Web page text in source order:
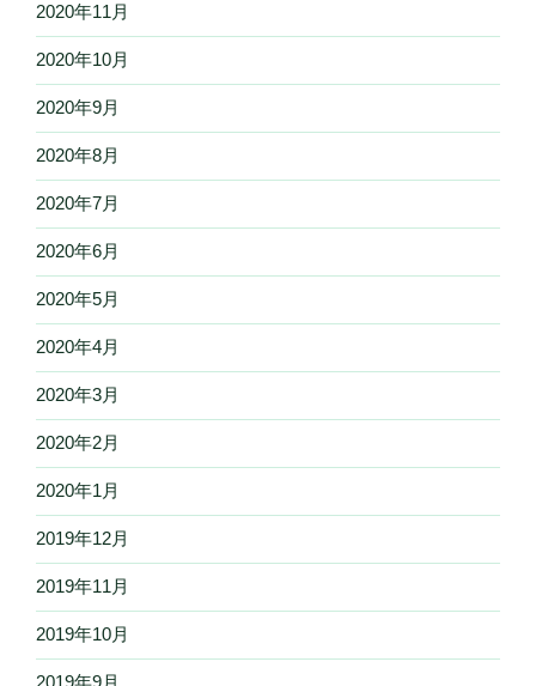
2020年11月
2020年10月
2020年9月
2020年8月
2020年7月
2020年6月
2020年5月
2020年4月
2020年3月
2020年2月
2020年1月
2019年12月
2019年11月
2019年10月